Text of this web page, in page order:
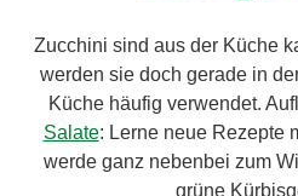
Zucchini sind aus der Küche
werden sie doch gerade in
Küche häufig verwendet.
Salate: Lerne neue Rezepte
werde ganz nebenbei zum
grüne